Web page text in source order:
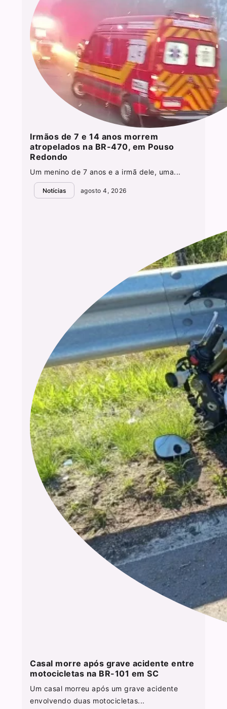
Irmãos de 7 e 14 anos morrem
atropelados na BR-470, em Pouso
Redondo
Um menino de 7 anos e a irmã dele, uma...
Notícias agosto 4, 2026
Casal morre após grave acidente entre
motocicletas na BR-101 em SC
Um casal morreu após um grave acidente
envolvendo duas motocicletas...